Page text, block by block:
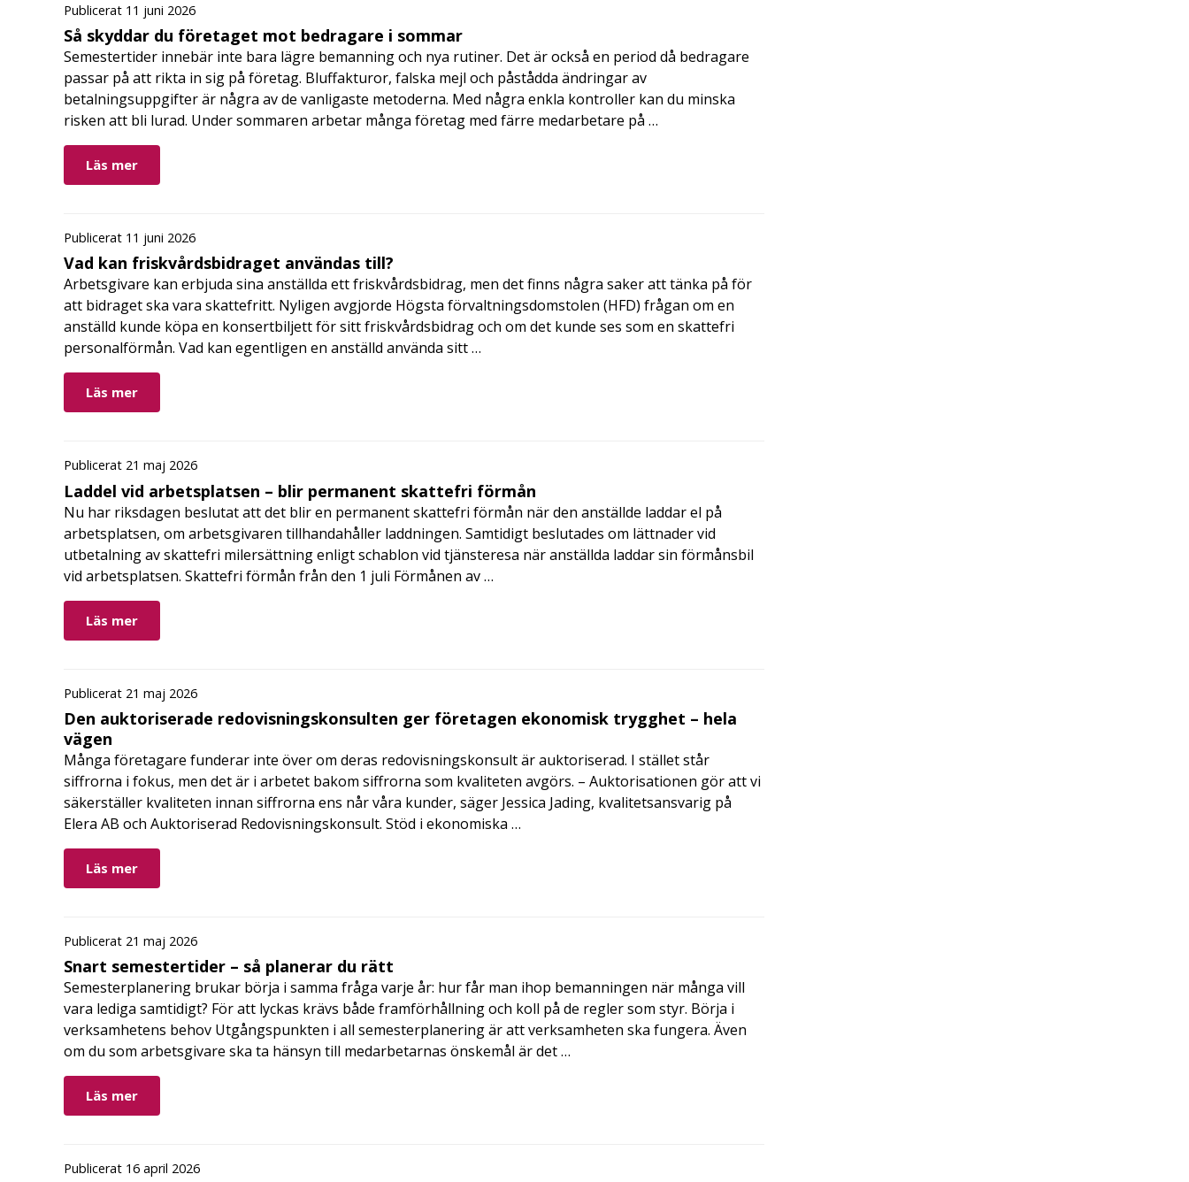
Publicerat 11 juni 2026
Så skyddar du företaget mot bedragare i sommar
Semestertider innebär inte bara lägre bemanning och nya rutiner. Det är också en period då bedragare
passar på att rikta in sig på företag. Bluffakturor, falska mejl och påstådda ändringar av
betalningsuppgifter är några av de vanligaste metoderna. Med några enkla kontroller kan du minska
risken att bli lurad. Under sommaren arbetar många företag med färre medarbetare på …
Läs mer
Publicerat 11 juni 2026
Vad kan friskvårdsbidraget användas till?
Arbetsgivare kan erbjuda sina anställda ett friskvårdsbidrag, men det finns några saker att tänka på för
att bidraget ska vara skattefritt. Nyligen avgjorde Högsta förvaltningsdomstolen (HFD) frågan om en
anställd kunde köpa en konsertbiljett för sitt friskvårdsbidrag och om det kunde ses som en skattefri
personalförmån. Vad kan egentligen en anställd använda sitt …
Läs mer
Publicerat 21 maj 2026
Laddel vid arbetsplatsen – blir permanent skattefri förmån
Nu har riksdagen beslutat att det blir en permanent skattefri förmån när den anställde laddar el på
arbetsplatsen, om arbetsgivaren tillhandahåller laddningen. Samtidigt beslutades om lättnader vid
utbetalning av skattefri milersättning enligt schablon vid tjänsteresa när anställda laddar sin förmånsbil
vid arbetsplatsen. Skattefri förmån från den 1 juli Förmånen av …
Läs mer
Publicerat 21 maj 2026
Den auktoriserade redovisningskonsulten ger företagen ekonomisk trygghet – hela
vägen
Många företagare funderar inte över om deras redovisningskonsult är auktoriserad. I stället står
siffrorna i fokus, men det är i arbetet bakom siffrorna som kvaliteten avgörs. – Auktorisationen gör att vi
säkerställer kvaliteten innan siffrorna ens når våra kunder, säger Jessica Jading, kvalitetsansvarig på
Elera AB och Auktoriserad Redovisningskonsult. Stöd i ekonomiska …
Läs mer
Publicerat 21 maj 2026
Snart semestertider – så planerar du rätt
Semesterplanering brukar börja i samma fråga varje år: hur får man ihop bemanningen när många vill
vara lediga samtidigt? För att lyckas krävs både framförhållning och koll på de regler som styr. Börja i
verksamhetens behov Utgångspunkten i all semesterplanering är att verksamheten ska fungera. Även
om du som arbetsgivare ska ta hänsyn till medarbetarnas önskemål är det …
Läs mer
Publicerat 16 april 2026